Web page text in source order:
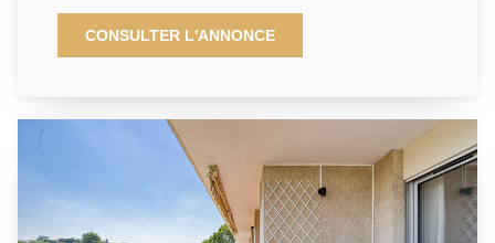
appartement traversant et lumineux, en dernier étage,
au sein d'une petite copropriété bien entretenue. Il
offre une entrée desservant un agréable séjour
grandes chambres donnant sur balcon, une salle de
bains et wc séparés. Un grand Box en sous sol et une
cave complètent ce bien.
CONSULTER L'ANNONCE